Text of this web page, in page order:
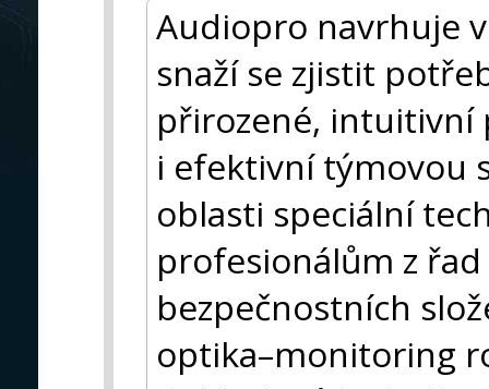
Audiopro navrhuje
snaží se zjistit
přirozené, intuitivní
i efektivní týmovou
oblasti speciální
profesionálům z
bezpečnostních
optika–monitoring